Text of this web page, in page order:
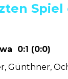
0:1 (0:0)